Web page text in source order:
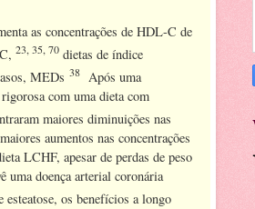
as concentrações de HDL-C de
23, 35, 70 dietas de índice
MEDs 38 Após uma
com uma dieta com
maiores diminuições nas
aumentos nas concentrações
LCHF, apesar de perdas de peso
uma doença arterial coronária
esteatose, os benefícios a longo